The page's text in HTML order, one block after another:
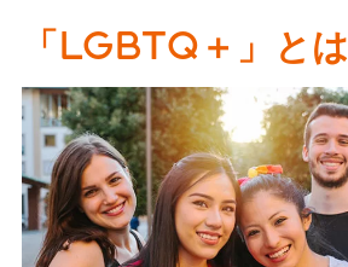
「LGBTQ＋」とは